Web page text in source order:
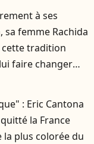
à ses
sa femme Rachida
cette tradition
faire changer
: Eric Cantona
la France
la plus colorée du